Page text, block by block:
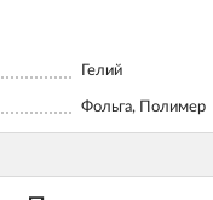
Гелий
Фольга, Полимер